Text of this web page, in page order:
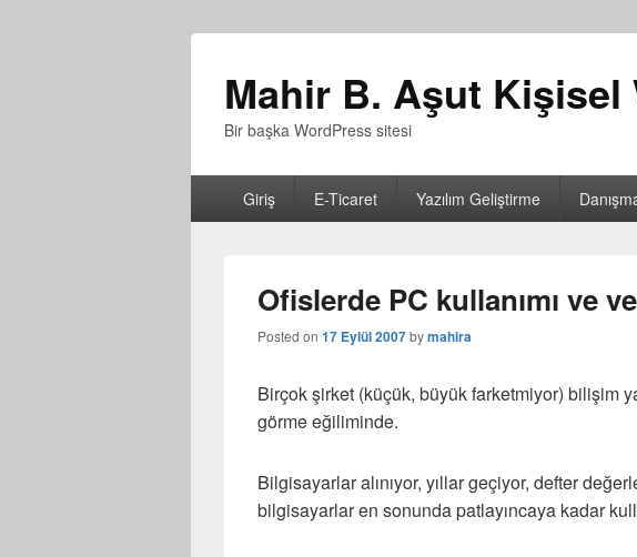
Mahir B. Aşut Kişisel
Bir başka WordPress sitesi
Giriş E-Ticaret Yazılım Geliştirme
Ofislerde PC kullanımı ve
Posted on 17 Eylül 2007bymahira
Birçok şirket (küçük, büyük farketmiyor) bilişim
görme eğiliminde.
Bilgisayarlar alınıyor, yıllar geçiyor, defter
bilgisayarlar en sonunda patlayıncaya kadar